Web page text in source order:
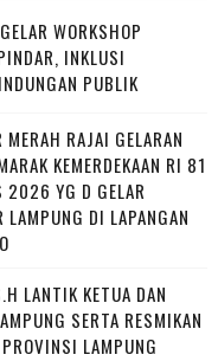
WORKSHOP
INKLUSI
PUBLIK
RAJAI GELARAN
KEMERDEKAAN RI 81
YG D GELAR
DI LAPANGAN
LANTIK KETUA DAN
SERTA RESMIKAN
LAMPUNG